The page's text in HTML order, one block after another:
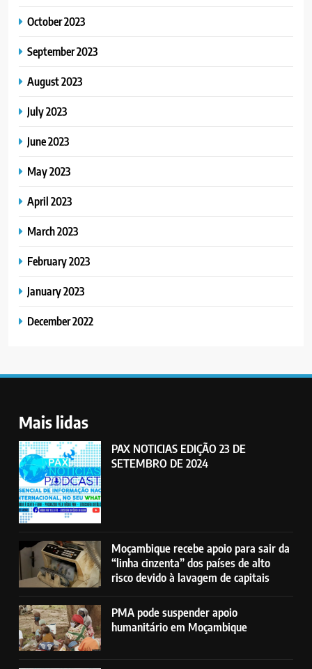
October 2023
September 2023
August 2023
July 2023
June 2023
May 2023
April 2023
March 2023
February 2023
January 2023
December 2022
Mais lidas
PAX NOTICIAS EDIÇÃO 23 DE
SETEMBRO DE 2024
Moçambique recebe apoio para sair da
“linha cinzenta” dos países de alto
risco devido à lavagem de capitais
PMA pode suspender apoio
humanitário em Moçambique